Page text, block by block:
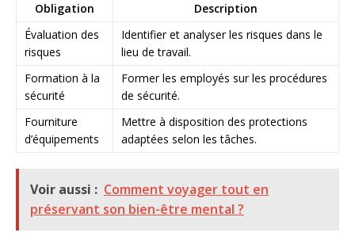
Obligation
Description
Évaluation des
risques
Identifier et analyser les risques dans le
lieu de travail.
Formation à la
sécurité
Former les employés sur les procédures
de sécurité.
Fourniture
d’équipements
Mettre à disposition des protections
adaptées selon les tâches.
Voir aussi : Comment voyager tout en
préservant son bien-être mental ?